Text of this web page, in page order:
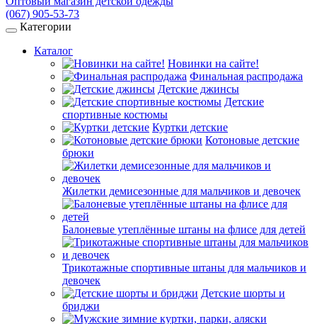
(067) 905-53-73
Категории
Каталог
Новинки на сайте!
Финальная распродажа
Детские джинсы
Детские
спортивные костюмы
Куртки детские
Котоновые детские
брюки
Жилетки демисезонные для мальчиков и девочек
Балоневые утеплённые штаны на флисе для детей
Трикотажные спортивные штаны для мальчиков и
девочек
Детские шорты и
бриджи